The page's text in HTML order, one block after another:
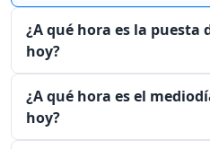
¿A qué hora es la puesta
hoy?
¿A qué hora es el
hoy?